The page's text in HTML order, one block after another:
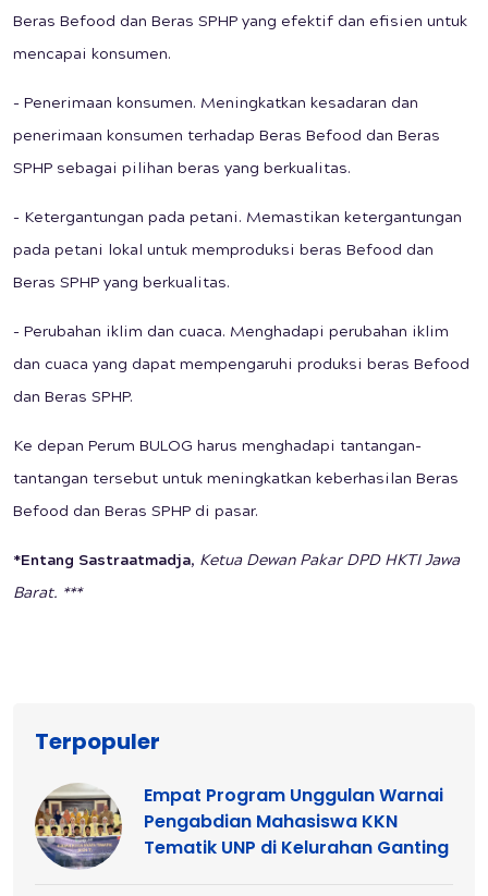
Beras Befood dan Beras SPHP yang efektif dan efisien untuk
mencapai konsumen.
- Penerimaan konsumen. Meningkatkan kesadaran dan
penerimaan konsumen terhadap Beras Befood dan Beras
SPHP sebagai pilihan beras yang berkualitas.
- Ketergantungan pada petani. Memastikan ketergantungan
pada petani lokal untuk memproduksi beras Befood dan
Beras SPHP yang berkualitas.
- Perubahan iklim dan cuaca. Menghadapi perubahan iklim
dan cuaca yang dapat mempengaruhi produksi beras Befood
dan Beras SPHP.
Ke depan Perum BULOG harus menghadapi tantangan-
tantangan tersebut untuk meningkatkan keberhasilan Beras
Befood dan Beras SPHP di pasar.
*Entang Sastraatmadja, Ketua Dewan Pakar DPD HKTI Jawa
Barat. ***
Terpopuler
Empat Program Unggulan Warnai
Pengabdian Mahasiswa KKN
Tematik UNP di Kelurahan Ganting